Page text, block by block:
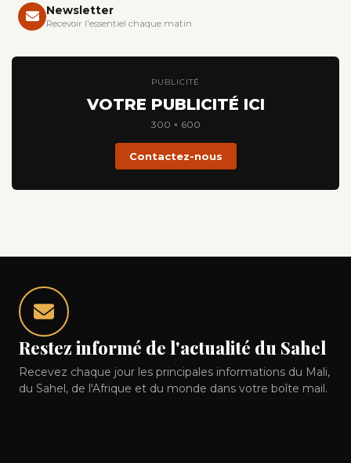
Newsletter
Recevoir l'essentiel chaque matin
PUBLICITÉ
VOTRE PUBLICITÉ ICI
300 × 600
Contactez-nous
Restez informé de l'actualité du Sahel
Recevez chaque jour les principales informations du Mali,
du Sahel, de l'Afrique et du monde dans votre boîte mail.